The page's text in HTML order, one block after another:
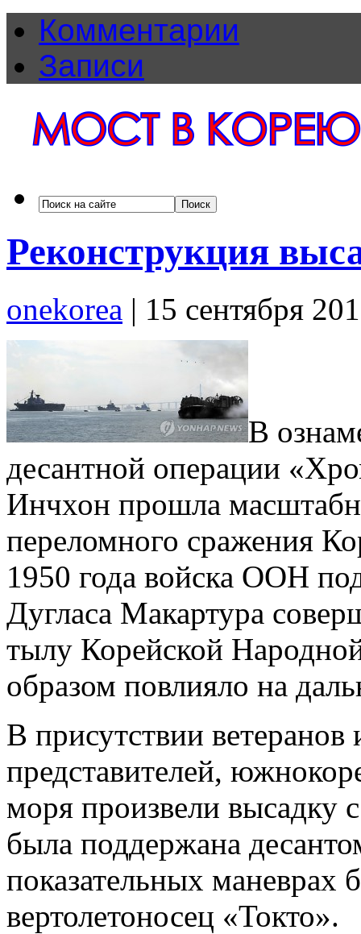
Комментарии
Записи
Реконструкция
onekorea | 15 сентября
В
десантной операции
Инчхон прошла
переломного сражения
1950 года войска ООН
Дугласа Макартура
тылу Корейской
образом повлияло на
В присутствии
представителей,
моря произвели высадку
была поддержана
показательных маневрах
вертолетоносец «Токто».